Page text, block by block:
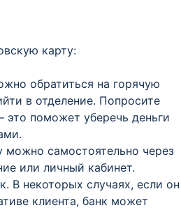
карту:
обратиться на горячую
в отделение. Попросите
это поможет уберечь деньги
можно самостоятельно через
или личный кабинет.
В некоторых случаях, если он
клиента, банк может